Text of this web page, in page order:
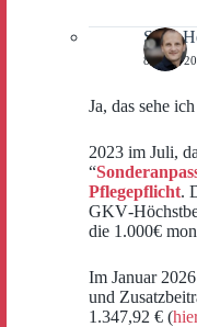
Sven
8. MAI
Ja, das sehe
2023 im Juli,
“
Pflegepflicht.
die 1.000€
Im Januar
und
1.347,92 € (